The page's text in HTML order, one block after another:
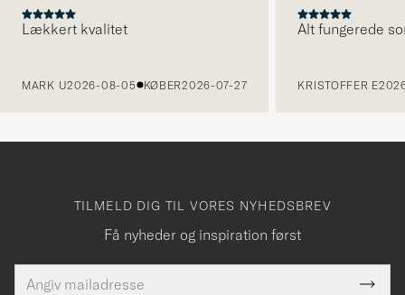
Lækkert kvalitet
MARK U2026-08-05 KØBER2026-07-27
Alt fungerede
KRISTOFFER E
TILMELD DIG TIL VORES NYHEDSBREV
Få nyheder og inspiration først
mailadresse
Tack